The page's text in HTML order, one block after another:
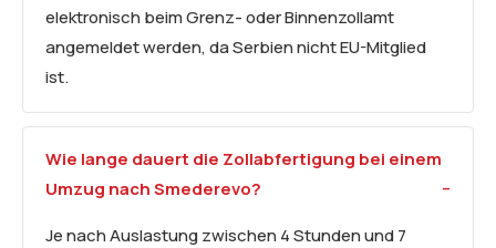
elektronisch beim Grenz- oder Binnenzollamt
angemeldet werden, da Serbien nicht EU-Mitglied
ist.
Wie lange dauert die Zollabfertigung bei einem
Umzug nach Smederevo?
Je nach Auslastung zwischen 4 Stunden und 7